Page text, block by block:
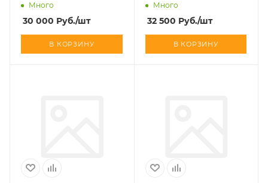
Много
30 000 Руб./шт
В КОРЗИНУ
Много
32 500 Руб./шт
В КОРЗИНУ